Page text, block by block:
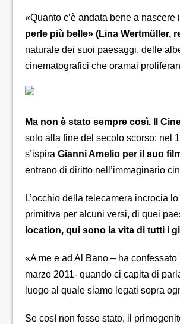
«Quanto c’è andata bene a
perle più belle» (Lina Wertmüller,
naturale dei suoi paesaggi, delle
cinematografici che oramai
Ma non è stato sempre così. Il
solo alla fine del secolo scorso: nel
s’ispira Gianni Amelio per il suo
entrano di diritto nell’immaginario
L’occhio della telecamera incrocia
primitiva per alcuni versi, di quei
location, qui sono la vita di tutti i
«A me e ad Al Bano – ha confessato
marzo 2011- quando ci capita di
luogo al quale siamo legati sopra
Se così non fosse stato, il